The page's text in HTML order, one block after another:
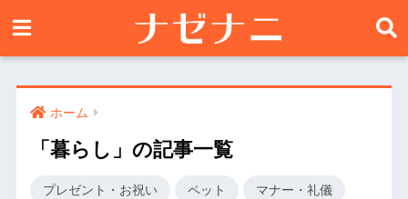
ホーム
「暮らし」の記事一覧
プレゼント・お祝い ペット マナー・礼儀